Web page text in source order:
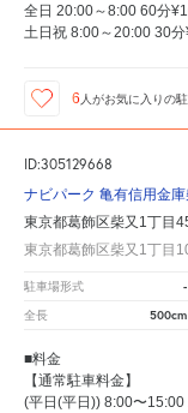
全日 20:00～8:00 60分
土日祝 8:00～20:00 30
6 人がお気に入りの
ID:305129668
ナビパーク 亀有信用金
東京都葛飾区柴又1丁目
東京都葛飾区柴又1丁目
駐車場形式 -
全長 500cm
■料金
【通常駐車料金】
(平日(平日)) 8:00〜15:00